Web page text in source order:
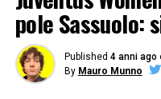
pole Sassuolo:
Published 4 anni ago
By Mauro Munno